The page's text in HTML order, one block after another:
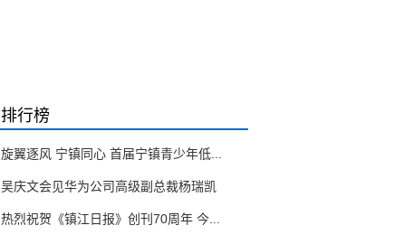
排行榜
旋翼逐风 宁镇同心 首届宁镇青少年低...
吴庆文会见华为公司高级副总裁杨瑞凯
热烈祝贺《镇江日报》创刊70周年 今...